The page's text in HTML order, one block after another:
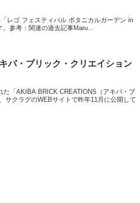
レゴ フェスティバル ボタニカルガーデン in
参考：関連の過去記事Maru...
バ・ブリック・クリエイション
「AKIBA BRICK CREATIONS（アキバ・ブ
サクラグのWEBサイトで昨年11月に公開して